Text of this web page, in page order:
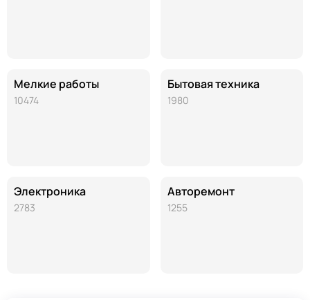
Мелкие работы
10474
Электроника
2783
Бытовая техника
1980
Авторемонт
1255